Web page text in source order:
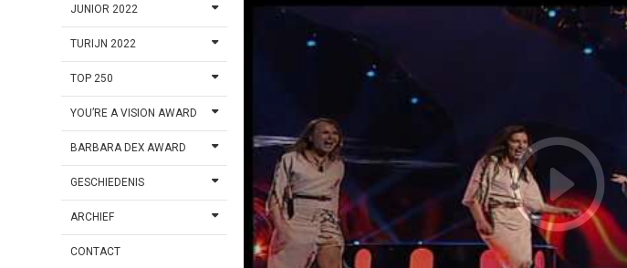
JUNIOR 2022
TURIJN 2022
TOP 250
YOU’RE A VISION AWARD
BARBARA DEX AWARD
GESCHIEDENIS
ARCHIEF
CONTACT